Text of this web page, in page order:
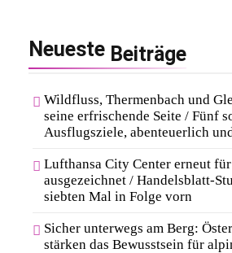
Neueste Beiträge
Wildfluss, Thermenbach und
seine erfrischende Seite / Fünf
Ausflugsziele, abenteuerlich
Lufthansa City Center erneut
ausgezeichnet / Handelsblatt-
siebten Mal in Folge vorn
Sicher unterwegs am Berg:
stärken das Bewusstsein für